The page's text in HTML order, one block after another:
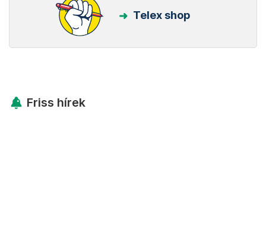
Telex shop
Friss hírek